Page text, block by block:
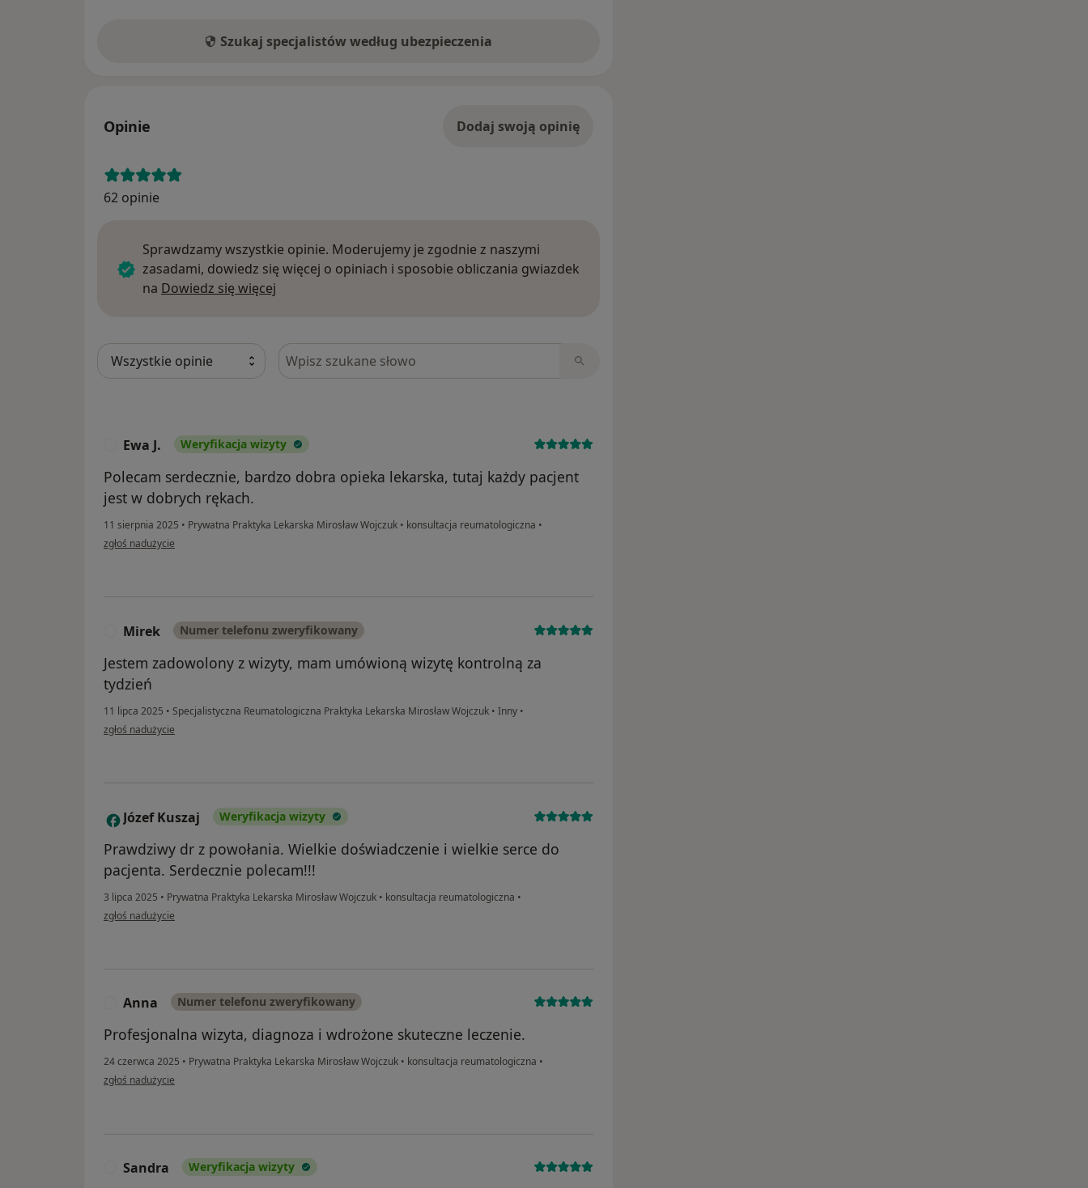
Szukaj specjalistów według ubezpieczenia
Opinie Dodaj swoją opinię
62 opinie
Sprawdzamy wszystkie opinie. Moderujemy je zgodnie z naszymi
zasadami, dowiedz się więcej o opiniach i sposobie obliczania gwiazdek
na Dowiedz się więcej
Szukaj w opiniach
Ewa J. Weryfikacja wizyty
Polecam serdecznie, bardzo dobra opieka lekarska, tutaj każdy pacjent
jest w dobrych rękach.
11 sierpnia 2025 • Prywatna Praktyka Lekarska Mirosław Wojczuk • konsultacja reumatologiczna •
w opinii użytkownika Ewa J.
zgłoś nadużycie
Mirek Numer telefonu zweryfikowany
Jestem zadowolony z wizyty, mam umówioną wizytę kontrolną za
tydzień
11 lipca 2025 • Specjalistyczna Reumatologiczna Praktyka Lekarska Mirosław Wojczuk • Inny •
w opinii użytkownika Mirek
zgłoś nadużycie
J Józef Kuszaj Weryfikacja wizyty
Prawdziwy dr z powołania. Wielkie doświadczenie i wielkie serce do
pacjenta. Serdecznie polecam!!!
3 lipca 2025 • Prywatna Praktyka Lekarska Mirosław Wojczuk • konsultacja reumatologiczna •
w opinii użytkownika Józef Kuszaj
zgłoś nadużycie
Anna Numer telefonu zweryfikowany
Profesjonalna wizyta, diagnoza i wdrożone skuteczne leczenie.
24 czerwca 2025 • Prywatna Praktyka Lekarska Mirosław Wojczuk • konsultacja reumatologiczna •
w opinii użytkownika Anna
zgłoś nadużycie
Sandra Weryfikacja wizyty